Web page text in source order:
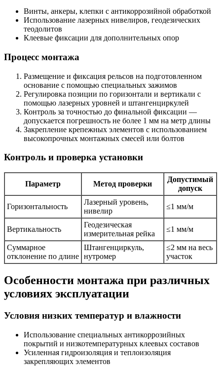
Винты, анкеры, клепки с антикоррозийной обработкой
Использование лазерных нивелиров, геодезических
теодолитов
Клеевые фиксации для дополнительных опор
Процесс монтажа
Размещение и фиксация рельсов на подготовленном
основание с помощью специальных зажимов
Регулировка позиции по горизонтали и вертикали с
помощью лазерных уровней и штангенциркулей
Контроль за точностью до финальной фиксации —
допускается погрешность не более 1 мм на метр длины
Закрепление крепежных элементов с использованием
высокопрочных монтажных смесей или болтов
Контроль и проверка установки
Параметр Метод проверки
Допустимый
допуск
Горизонтальность
Лазерный уровень,
нивелир
≤1 мм/м
Вертикальность
Геодезическая
измерительная рейка
≤1 мм/м
Суммарное
отклонение по длине
Штангенциркуль,
нутромер
≤2 мм на весь
участок
Особенности монтажа при различных
условиях эксплуатации
Условия низких температур и влажности
Использование специальных антикоррозийных
покрытий и низкотемпературных клеевых составов
Усиленная гидроизоляция и теплоизоляция
закрепляющих элементов